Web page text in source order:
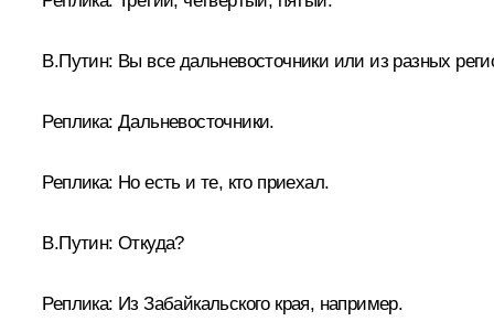
В.Путин: Вы все дальневосточники или из разных
Реплика: Дальневосточники.
Реплика: Но есть и те, кто приехал.
В.Путин: Откуда?
Реплика: Из Забайкальского края, например.